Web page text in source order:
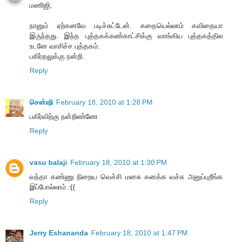
மணிஜி,
நானும் ஏற்கனவே படிச்சுட்டேன். கதையெல்லாம் கவிதையா
இருந்தது. இந்த புத்தகக்கண்காட்சிக்கு வாங்கிய புத்தகத்தில
உடனே வாசிச்ச புத்தகம்.
பகிர்தலுக்கு நன்றி.
Reply
சென்ஷி February 18, 2010 at 1:28 PM
பகிர்விற்கு நன்றிண்ணே
Reply
vasu balaji February 18, 2010 at 1:30 PM
வந்தா கண்ணு நிறைய வெச்சி மனசு கனக்க வச்சு அனுப்புறீங்க
இப்போல்லாம்.:((
Reply
Jerry Eshananda February 18, 2010 at 1:47 PM